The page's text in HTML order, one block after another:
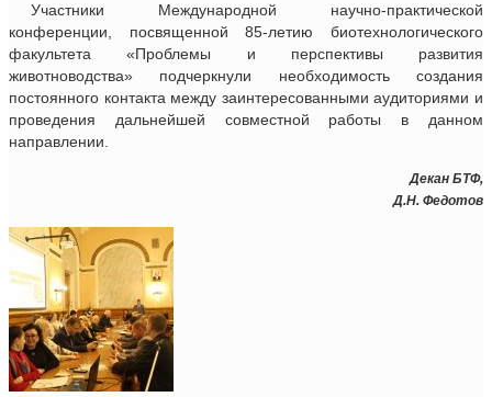
Участники Международной научно-практической
конференции, посвященной 85-летию биотехнологического
факультета «Проблемы и перспективы развития
животноводства» подчеркнули необходимость создания
постоянного контакта между заинтересованными аудиториями и
проведения дальнейшей совместной работы в данном
направлении.
Декан БТФ,
Д.Н. Федотов